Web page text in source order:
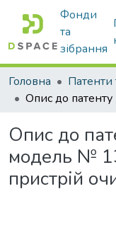
Фонди
та
зібрання
Головна
Опис до
модель №
пристрій